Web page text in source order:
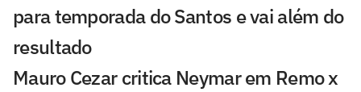
para temporada do Santos e vai além do
resultado
Mauro Cezar critica Neymar em Remo x